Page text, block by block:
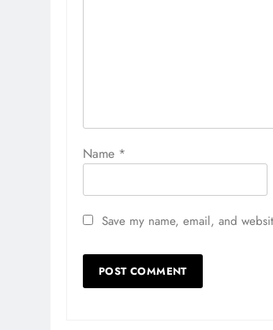
Name *
Save my name, email, and